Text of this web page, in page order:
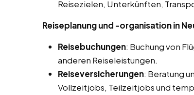
Reisezielen, Unterkünften,
Reiseplanung und -organisation in
Reisebuchungen: Buchung von
anderen Reiseleistungen.
Reiseversicherungen: Beratung
Vollzeitjobs, Teilzeitjobs und